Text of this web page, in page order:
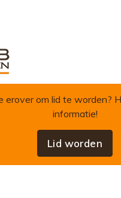
erover om lid te worden?
informatie!
Lid worden